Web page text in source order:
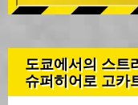
도쿄에서의 스트
슈퍼히어로 고카